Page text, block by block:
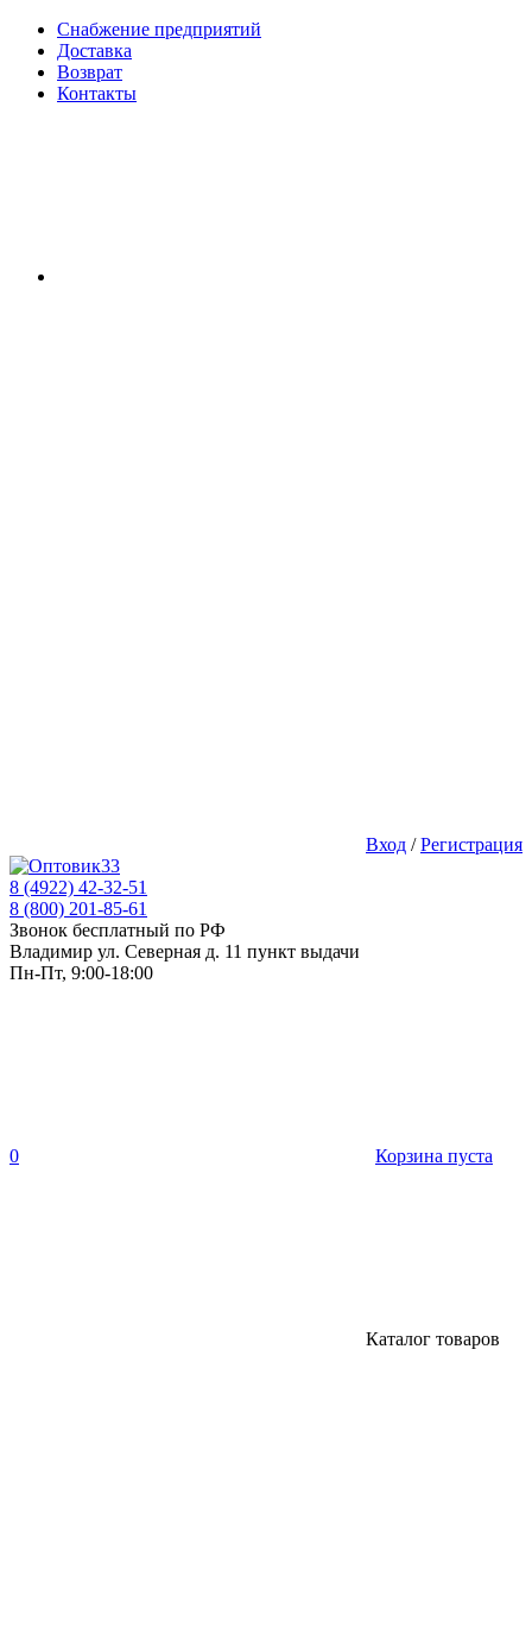
Снабжение предприятий
Доставка
Возврат
Контакты
Вход /Регистрация
8 (4922) 42-32-51
8 (800) 201-85-61
Звонок бесплатный по РФ
Владимир ул. Северная д. 11 пункт выдачи
Пн-Пт, 9:00-18:00
0 Корзина пуста
Каталог товаров